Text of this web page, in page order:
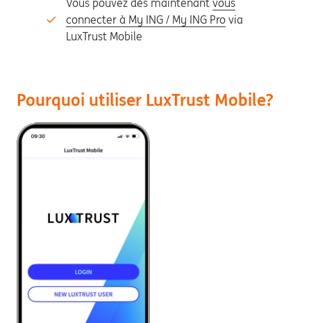
Vous pouvez dès maintenant vous
connecter à My ING / My ING Pro via
LuxTrust Mobile
Pourquoi utiliser LuxTrust Mobile?